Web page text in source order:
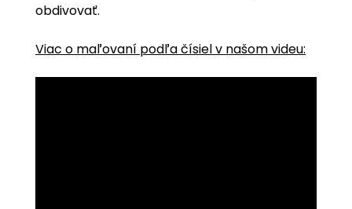
obdivovať.
Viac o maľovaní podľa čísiel v našom videu: